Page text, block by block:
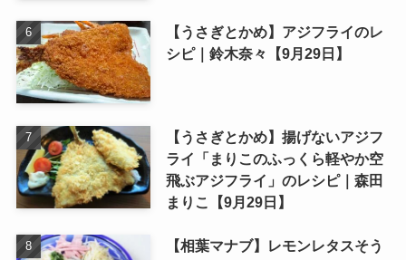
【うさぎとかめ】アジフライのレ
シピ｜鈴木奈々【9月29日】
【うさぎとかめ】揚げないアジフ
ライ「まりこのふっくら軽やか空
飛ぶアジフライ」のレシピ｜森田
まりこ【9月29日】
【相葉マナブ】レモンレタスそう